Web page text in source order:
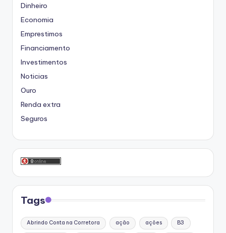
Dinheiro
Economia
Emprestimos
Financiamento
Investimentos
Noticias
Ouro
Renda extra
Seguros
Tags
Abrindo Conta na Corretora ação ações B3